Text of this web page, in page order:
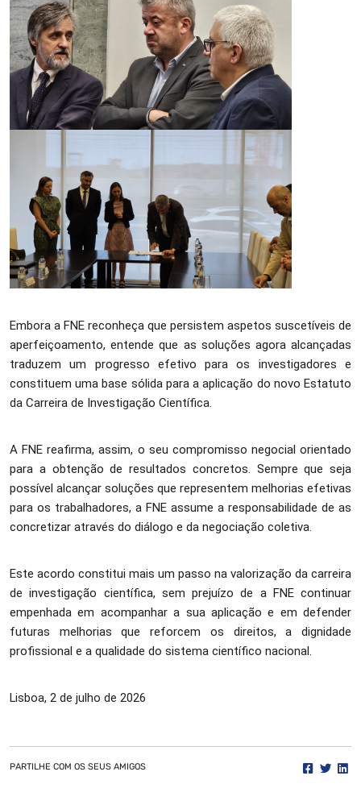
Embora a FNE reconheça que persistem aspetos suscetíveis de
aperfeiçoamento, entende que as soluções agora alcançadas
traduzem um progresso efetivo para os investigadores e
constituem uma base sólida para a aplicação do novo Estatuto
da Carreira de Investigação Científica.
A FNE reafirma, assim, o seu compromisso negocial orientado
para a obtenção de resultados concretos. Sempre que seja
possível alcançar soluções que representem melhorias efetivas
para os trabalhadores, a FNE assume a responsabilidade de as
concretizar através do diálogo e da negociação coletiva.
Este acordo constitui mais um passo na valorização da carreira
de investigação científica, sem prejuízo de a FNE continuar
empenhada em acompanhar a sua aplicação e em defender
futuras melhorias que reforcem os direitos, a dignidade
profissional e a qualidade do sistema científico nacional.
Lisboa, 2 de julho de 2026
PARTILHE COM OS SEUS AMIGOS